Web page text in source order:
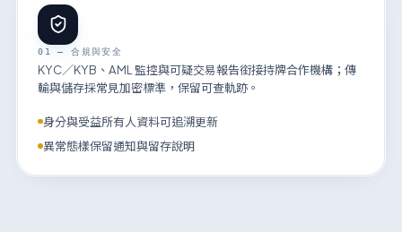
01 — 合規與安全
KYC／KYB、AML 監控與可疑交易報告銜接持牌合作機構；傳
輸與儲存採常見加密標準，保留可查軌跡。
身分與受益所有人資料可追溯更新
異常態樣保留通知與留存說明